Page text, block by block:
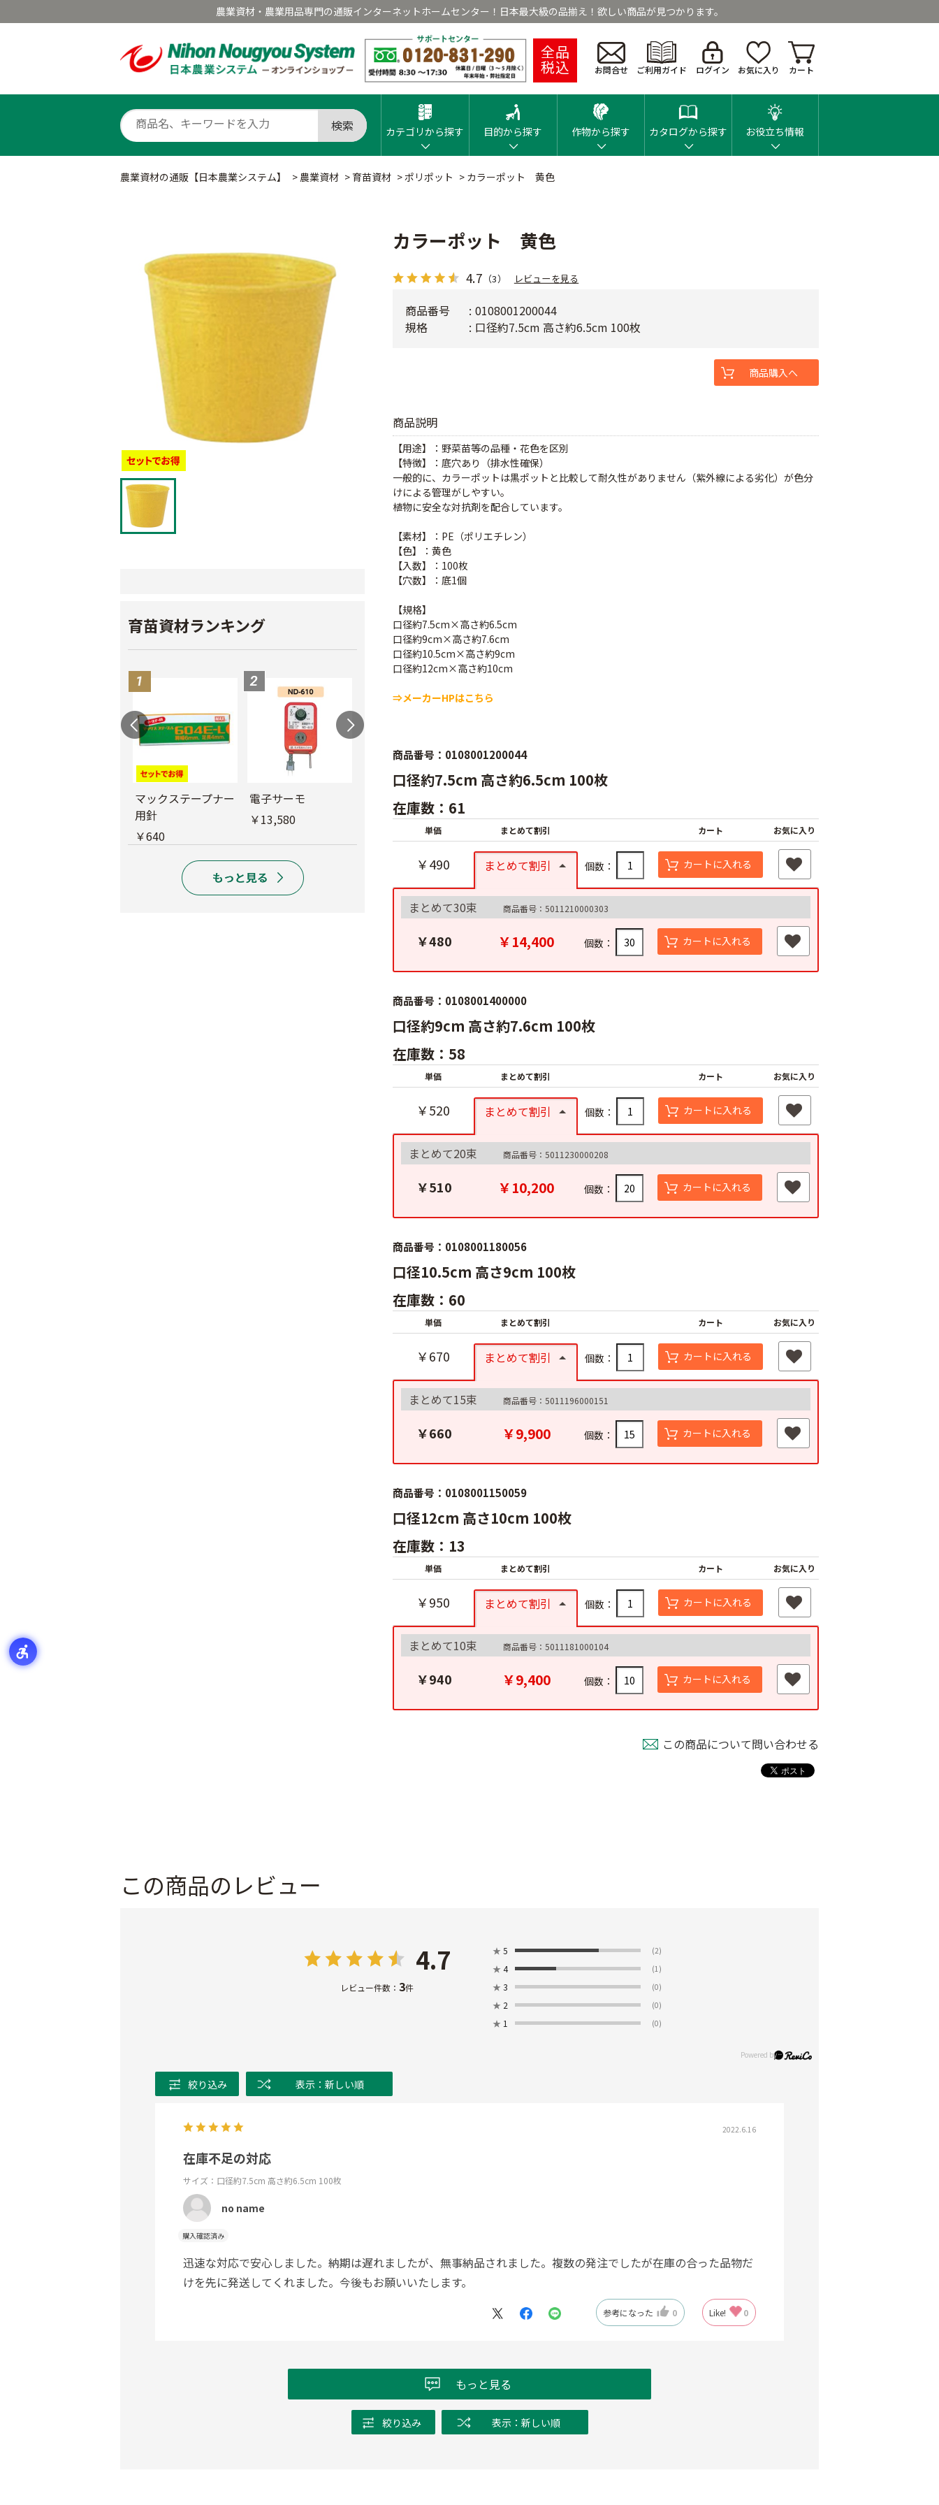
農業資材・農業用品専門の通販インターネットホームセンター！日本最大級の品揃え！欲しい商品が見つかります。
全品
税込 お問合せ ご利用ガイド ログイン お気に入り カート
検索 カテゴリから探す 目的から探す 作物から探す カタログから探す お役立ち情報
農業資材の通販【日本農業システム】 > 農業資材 > 育苗資材 >ポリポット > カラーポット 黄色
育苗資材ランキング
マックステープナー
用針
￥640
電子サーモ
￥13,580
農電マット 単相
￥19,980
クステープナー用）
￥1,340
￥3,480
ート
￥1,980
カラーポット 黄色
4.7 （3） レビューを見る
商品説明
【用途】：野菜苗等の品種・花色を区別
【特徴】：底穴あり（排水性確保）
一般的に、カラーポットは黒ポットと比較して耐久性がありません（紫外線による劣化）が色分
けによる管理がしやすい。
植物に安全な対抗剤を配合しています。
【素材】：PE（ポリエチレン）
【色】：黄色
【入数】：100枚
【穴数】：底1個
【規格】
口径約7.5cm×高さ約6.5cm
口径約9cm×高さ約7.6cm
口径約10.5cm×高さ約9cm
口径約12cm×高さ約10cm
⇒メーカーHPはこちら
商品番号
0108001200044
規格
口径約7.5cm 高さ約6.5cm 100枚
商品購入へ
商品番号：0108001200044
口径約7.5cm 高さ約6.5cm 100枚
在庫数：61
単価 まとめて割引 カート お気に入り
￥490 まとめて割引 個数： カートに入れる
まとめて30束 商品番号：5011210000303
￥480 ￥14,400 個数： カートに入れる
商品番号：0108001400000
口径約9cm 高さ約7.6cm 100枚
在庫数：58
単価 まとめて割引 カート お気に入り
￥520 まとめて割引 個数： カートに入れる
まとめて20束 商品番号：5011230000208
￥510 ￥10,200 個数： カートに入れる
商品番号：0108001180056
口径10.5cm 高さ9cm 100枚
在庫数：60
単価 まとめて割引 カート お気に入り
￥670 まとめて割引 個数： カートに入れる
まとめて15束 商品番号：5011196000151
￥660 ￥9,900 個数： カートに入れる
商品番号：0108001150059
口径12cm 高さ10cm 100枚
在庫数：13
単価 まとめて割引 カート お気に入り
￥950 まとめて割引 個数： カートに入れる
まとめて10束 商品番号：5011181000104
￥940 ￥9,400 個数： カートに入れる
この商品について問い合わせる
この商品のレビュー
4.7
レビュー件数： 3件
★ 5 (2)
★ 4 (1)
★ 3 (0)
★ 2 (0)
★ 1 (0)
絞り込み 表示：新しい順
2022.6.16
在庫不足の対応
サイズ：口径約7.5cm 高さ約6.5cm 100枚
no name
購入確認済み
迅速な対応で安心しました。納期は遅れましたが、無事納品されました。複数の発注でしたが在庫の合った品物だ
けを先に発送してくれました。今後もお願いいたします。
参考になった 0 Like! 0
もっと見る
絞り込み 表示：新しい順